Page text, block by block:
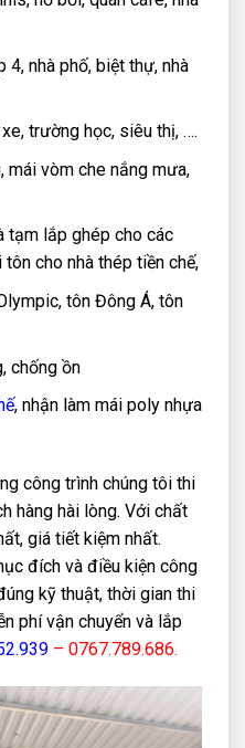
4, nhà phố, biệt thự, nhà
trường học, siêu thị, ….
mái vòm che nắng mưa,
tạm lắp ghép cho các
cho nhà thép tiền chế,
tôn Đông Á, tôn
chống ồn
, nhận làm mái poly nhựa
công trình chúng tôi thi
hàng hài lòng. Với chất
giá tiết kiệm nhất.
đích và điều kiện công
kỹ thuật, thời gian thi
phí vận chuyển và lắp
– 0767.789.686.